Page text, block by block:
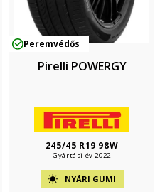
Peremvédős
Pirelli POWERGY
245/45 R19 98W
Gyártási év 2022
NYÁRI GUMI